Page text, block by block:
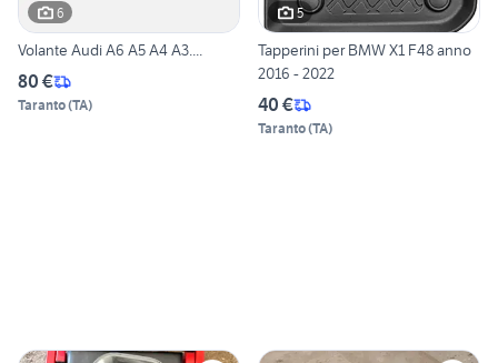
6
Volante Audi A6 A5 A4 A3....
80 €
Taranto(TA)
5
Tapperini per BMW X1 F48 anno
2016 - 2022
40 €
Taranto(TA)